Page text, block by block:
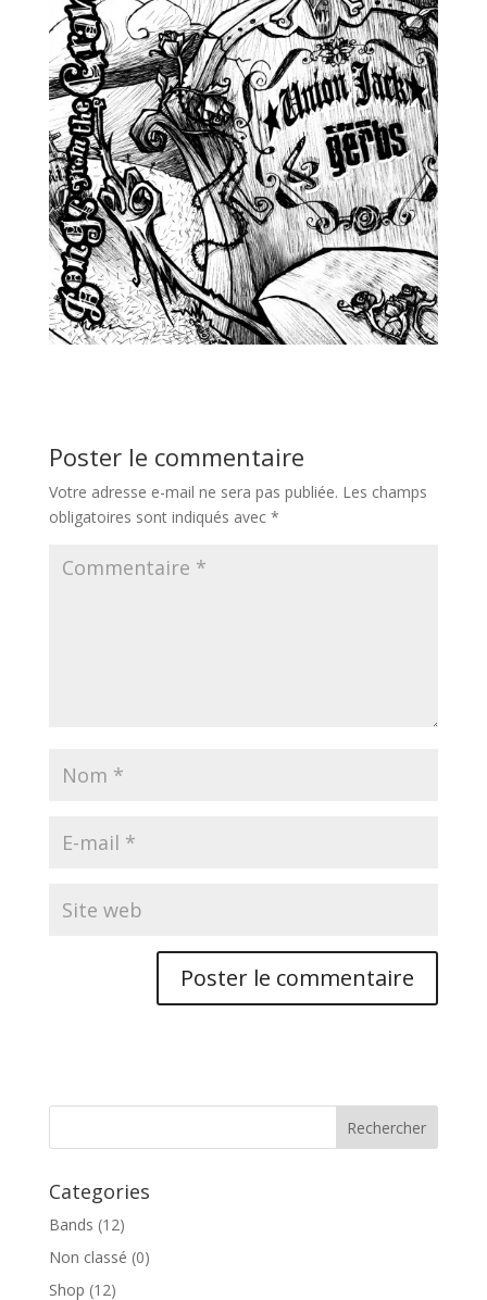
Poster le commentaire
Votre adresse e-mail ne sera pas publiée. Les champs
obligatoires sont indiqués avec *
Categories
Bands (12)
Non classé (0)
Shop (12)